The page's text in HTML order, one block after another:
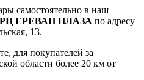
самостоятельно в наш
ЕРЕВАН ПЛАЗА по адресу
13.
для покупателей за
области более 20 км от